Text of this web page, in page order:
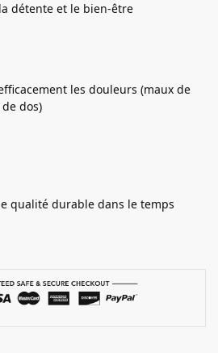
détente et le bien-être
les douleurs (maux de
dos)
qualité durable dans le temps